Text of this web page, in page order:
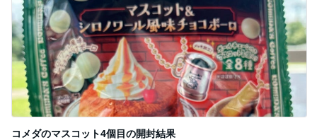
コメダのマスコット4個目の開封結果